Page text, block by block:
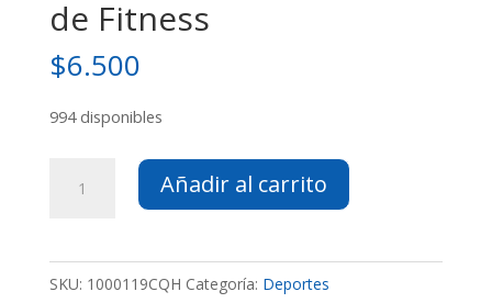
de Fitness
$6.500
994 disponibles
Bandas
Elásticas
Añadir al carrito
SKU: 1000119CQH Categoría: Deportes